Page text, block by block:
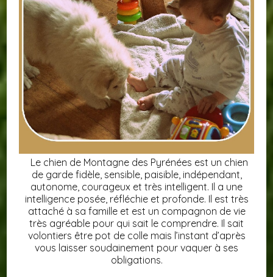
Le chien de Montagne des Pyrénées est un chien
de garde fidèle, sensible, paisible, indépendant,
autonome, courageux et très intelligent. Il a une
intelligence posée, réfléchie et profonde. Il est très
attaché à sa famille et est un compagnon de vie
très agréable pour qui sait le comprendre. Il sait
volontiers être pot de colle mais l’instant d’après
vous laisser soudainement pour vaquer à ses
obligations.